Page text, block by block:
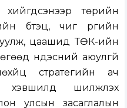
хийгдсэнээр төрийн
бүтэц, чиг үүргийн
цаашид ТӨК-ийн
үндэсний аюулгүй
стратегийн ач
хэвшилд шилжүүлэх
улсын засаглалын